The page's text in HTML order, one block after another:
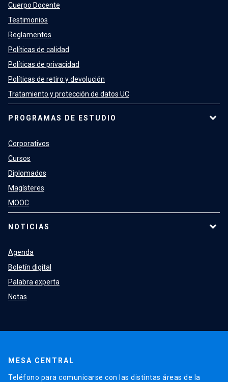
Cuerpo Docente
Testimonios
Reglamentos
Políticas de calidad
Políticas de privacidad
Políticas de retiro y devolución
Tratamiento y protección de datos UC
PROGRAMAS DE ESTUDIO
Corporativos
Cursos
Diplomados
Magísteres
MOOC
NOTICIAS
Agenda
Boletín digital
Palabra experta
Notas
MESA CENTRAL
Teléfono para comunicarse con las distintas áreas de la